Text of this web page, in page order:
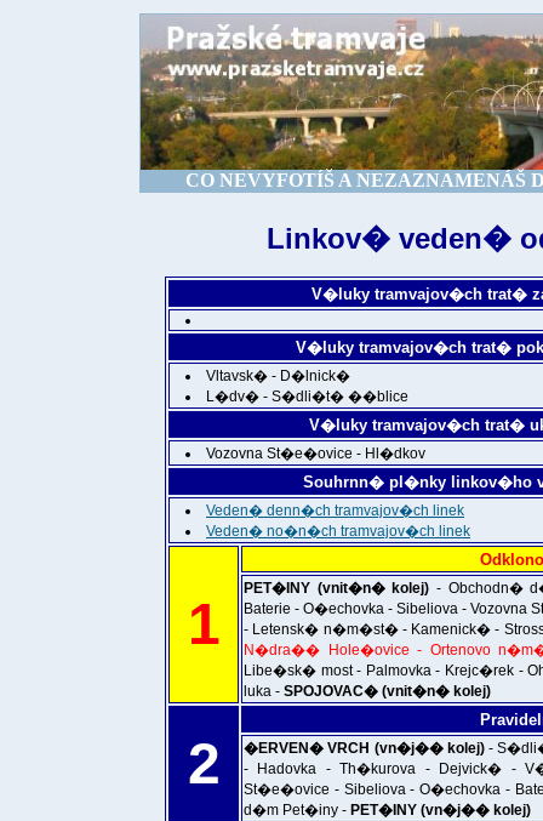
CO NEVYFOTÍŠ A NEZAZNAMENÁŠ
Linkov� veden�
V�luky tramvajov�ch trat�
V�luky tramvajov�ch trat�
Vltavsk� - D�lnick�
L�dv� - S�dli�t� ��blice
V�luky tramvajov�ch trat�
Vozovna St�e�ovice - Hl�dkov
Souhrnn� pl�nky linkov�ho
Veden� denn�ch tramvajov�ch linek
Veden� no�n�ch tramvajov�ch linek
1
PET�INY (vnit�n� kolej) - Obchodn�
Baterie - O�echovka - Sibeliova -
- Letensk� n�m�st� - Kamenick� -
N�dra�� Hole�ovice - Ortenovo
Libe�sk� most - Palmovka - Krejc�rek -
luka - SPOJOVAC� (vnit�n� kolej)
2 �ERVEN� VRCH (vn�j�� kolej)-
- Hadovka - Th�kurova - Dejvick� -
St�e�ovice - Sibeliova - O�echovka -
d�m Pet�iny - PET�INY (vn�j�� kolej)